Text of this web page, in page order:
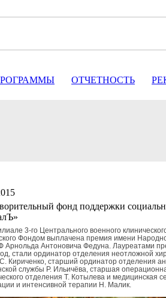
ОТЧЕТНОСТЬ
фонд поддержки
3-го Центрального военного
Фондом выплачена премия имени
Арнольда Антоновича Федуна. Лауреатами
стали ординатор отделения неотложной
Кириченко, старший ординатор отделения
службы Р. Ильичёва, старшая
отделения Т. Котылева и медицинская
и интенсивной терапии Н. Малик.